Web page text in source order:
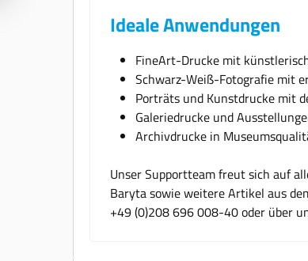
Ideale Anwendungen
FineArt-Drucke mit
Schwarz-Weiß-Fotografie mit
Porträts und Kunstdrucke mit
Galeriedrucke und
Archivdrucke in
Unser Supportteam freut sich auf
Baryta sowie weitere Artikel aus
+49 (0)208 696 008-40 oder über